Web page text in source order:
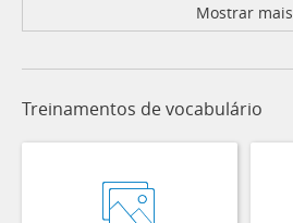
Mostrar mais
Treinamentos de vocabulário